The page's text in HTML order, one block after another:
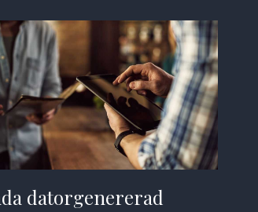
datorgenererad